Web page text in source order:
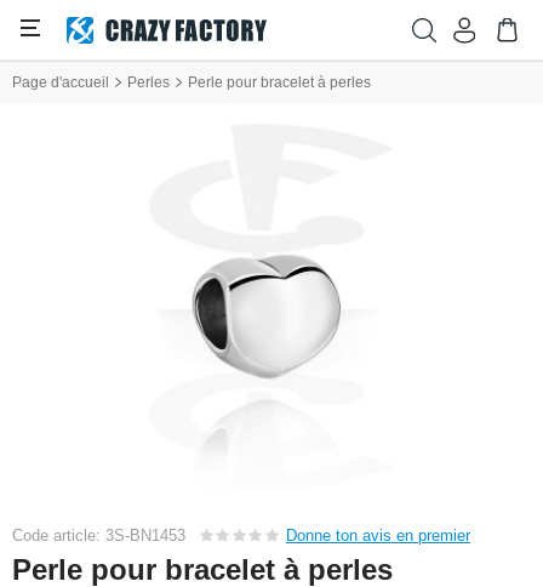
Page d'accueil Perles Perle pour bracelet à perles
Code article: 3S-BN1453 Donne ton avis en premier
Perle pour bracelet à perles